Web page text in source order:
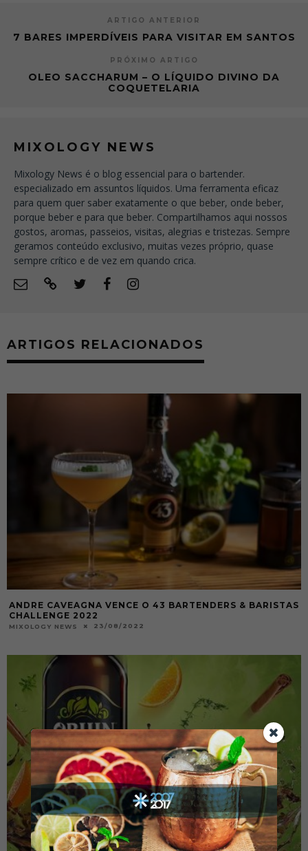
ARTIGO ANTERIOR
7 BARES IMPERDÍVEIS PARA VISITAR EM SANTOS
PRÓXIMO ARTIGO
OLEO SACCHARUM – O LÍQUIDO DIVINO DA
COQUETELARIA
MIXOLOGY NEWS
Mixology News é o blog essencial para o bartender.
especializado em assuntos líquidos. Uma ferramenta eficaz
para quem quer saber exatamente o que beber, onde beber,
porque beber e para que beber. Compartilhamos aqui nossos
gostos, aromas, passeios, visitas, alegrias e tristezas. Sempre
geramos conteúdo exclusivo, muitas vezes próprio, quase
sempre crítico e de vez em quando crica.
ARTIGOS RELACIONADOS
ANDRE CAVEAGNA VENCE O 43 BARTENDERS & BARISTAS
CHALLENGE 2022
MIXOLOGY NEWS 23/08/2022